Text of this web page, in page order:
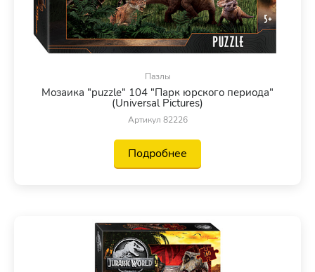
Пазлы
Мозаика "puzzle" 104 "Парк юрского периода"
(Universal Pictures)
Артикул 82226
Подробнее